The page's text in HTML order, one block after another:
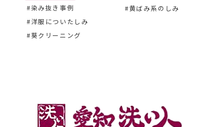
#染み抜き事例
#洋服についたしみ
#葵クリーニング
#黄ばみ系のしみ